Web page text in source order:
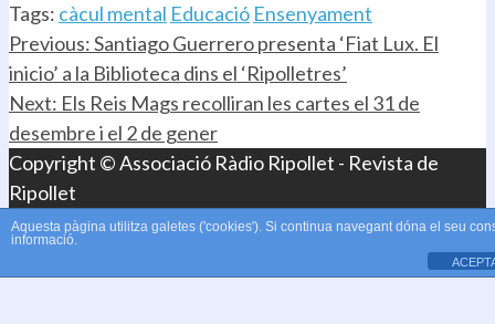
Tags: càcul mental Educació Ensenyament
Continue
Reading
Previous:Santiago Guerrero presenta ‘Fiat Lux. El
inicio’ a la Biblioteca dins el ‘Ripolletres’
Next: Els Reis Mags recolliran les cartes el 31 de
desembre i el 2 de gener
Copyright © Associació Ràdio Ripollet - Revista de
Ripollet
Aquesta pàgina utilitza galetes ('cookies'). Si continua navegant dóna el seu
informació.